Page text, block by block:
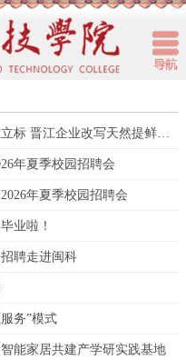
《晋江经济报》：从品类拓荒到行业立标 晋江企业改写天然提鲜产业格局
年夏季校园招聘会
年夏季校园招聘会
业啦！
聘走进闽科
务”模式
能家居共建产学研实践基地